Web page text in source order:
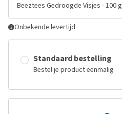
Beeztees Gedroogde Visjes - 100 g
Onbekende levertijd
Standaard bestelling
Bestel je product eenmalig